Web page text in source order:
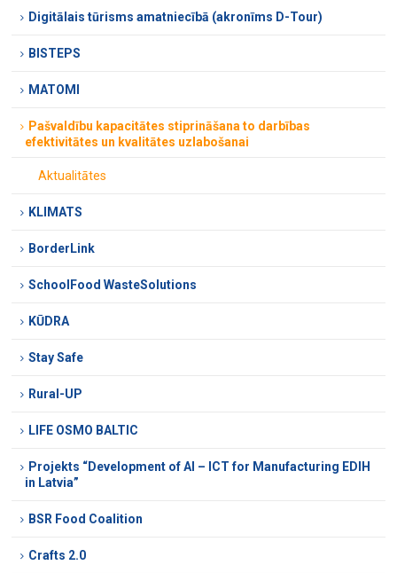
Digitālais tūrisms amatniecībā (akronīms D-Tour)
BISTEPS
MATOMI
Pašvaldību kapacitātes stiprināšana to darbības
efektivitātes un kvalitātes uzlabošanai
Aktualitātes
KLIMATS
BorderLink
SchoolFood WasteSolutions
KŪDRA
Stay Safe
Rural-UP
LIFE OSMO BALTIC
Projekts “Development of AI – ICT for Manufacturing EDIH
in Latvia”
BSR Food Coalition
Crafts 2.0